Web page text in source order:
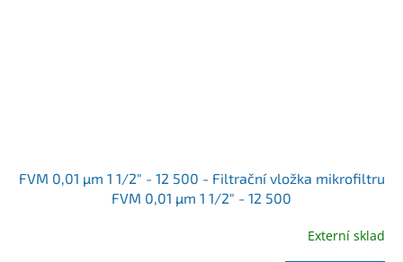
FVM 0,01 µm 1 1/2" - 12 500 - Filtrační vložka mikrofiltru
FVM 0,01 µm 1 1/2" - 12 500
Externí sklad